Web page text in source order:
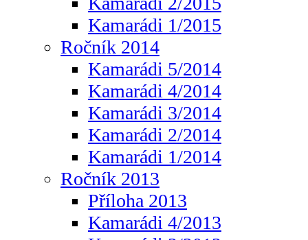
Kamarádi 1/2015
Ročník 2014
Kamarádi 5/2014
Kamarádi 4/2014
Kamarádi 3/2014
Kamarádi 2/2014
Kamarádi 1/2014
Ročník 2013
Příloha 2013
Kamarádi 4/2013